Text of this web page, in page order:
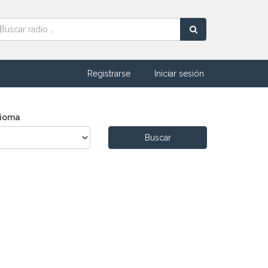
Registrarse Iniciar sesión
Buscar